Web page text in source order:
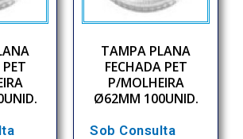
TAMPA PLANA
FECHADA PET
P/MOLHEIRA
Ø62MM 100UNID.
Sob Consulta